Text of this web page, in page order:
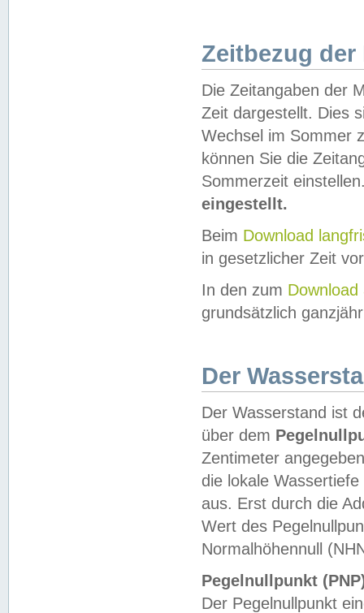
Zeitbezug der
Die Zeitangaben der
Zeit dargestellt. Dies
Wechsel im Sommer
können Sie die
Sommerzeit
eingestellt.
Beim Download
in gesetzlicher Zeit
In den zum Download
grundsätzlich
Der
Der Wasserstand ist
über dem
Zentimeter
die lokale
aus. Erst durch die
Wert des
Normalhöhennull
Pegelnullpunkt
Der Pegelnullpunkt